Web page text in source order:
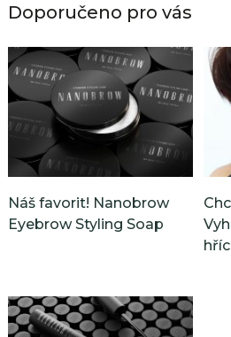
Doporučeno pro vás
Náš favorit! Nanobrow
Eyebrow Styling Soap